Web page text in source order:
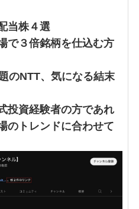
当株４選
で３倍銘柄を仕込む方
のNTT、気になる結末
投資経験者の方であれ
のトレンドに合わせて